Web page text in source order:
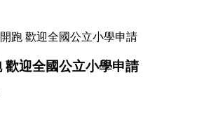
跑 歡迎全國公立小學申請
歡迎全國公立小學申請